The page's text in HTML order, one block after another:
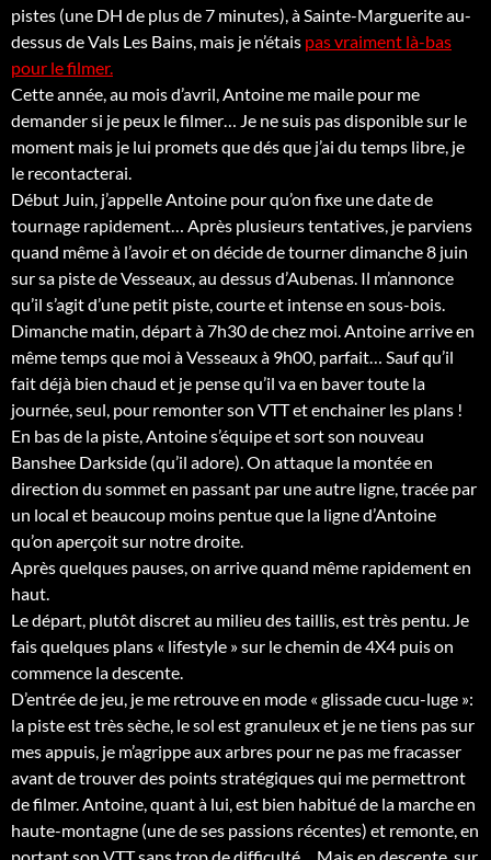
pistes (une DH de plus de 7 minutes), à Sainte-Marguerite au-
dessus de Vals Les Bains, mais je n’étais pas vraiment là-bas
pour le filmer.
Cette année, au mois d’avril, Antoine me maile pour me
demander si je peux le filmer… Je ne suis pas disponible sur le
moment mais je lui promets que dés que j’ai du temps libre, je
le recontacterai.
Début Juin, j’appelle Antoine pour qu’on fixe une date de
tournage rapidement… Après plusieurs tentatives, je parviens
quand même à l’avoir et on décide de tourner dimanche 8 juin
sur sa piste de Vesseaux, au dessus d’Aubenas. Il m’annonce
qu’il s’agit d’une petit piste, courte et intense en sous-bois.
Dimanche matin, départ à 7h30 de chez moi. Antoine arrive en
même temps que moi à Vesseaux à 9h00, parfait… Sauf qu’il
fait déjà bien chaud et je pense qu’il va en baver toute la
journée, seul, pour remonter son VTT et enchainer les plans !
En bas de la piste, Antoine s’équipe et sort son nouveau
Banshee Darkside (qu’il adore). On attaque la montée en
direction du sommet en passant par une autre ligne, tracée par
un local et beaucoup moins pentue que la ligne d’Antoine
qu’on aperçoit sur notre droite.
Après quelques pauses, on arrive quand même rapidement en
haut.
Le départ, plutôt discret au milieu des taillis, est très pentu. Je
fais quelques plans « lifestyle » sur le chemin de 4X4 puis on
commence la descente.
D’entrée de jeu, je me retrouve en mode « glissade cucu-luge »:
la piste est très sèche, le sol est granuleux et je ne tiens pas sur
mes appuis, je m’agrippe aux arbres pour ne pas me fracasser
avant de trouver des points stratégiques qui me permettront
de filmer. Antoine, quant à lui, est bien habitué de la marche en
haute-montagne (une de ses passions récentes) et remonte, en
portant son VTT sans trop de difficulté… Mais en descente, sur